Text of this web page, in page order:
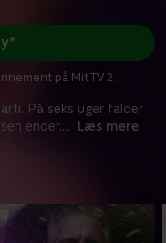
På seks uger falder
ender,... Læs mere
på Mit TV 2.